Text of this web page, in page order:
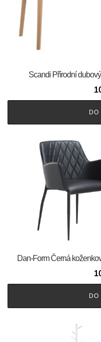
Scandi Přírodní
DO
​​​​​Dan-Form Černá
DO